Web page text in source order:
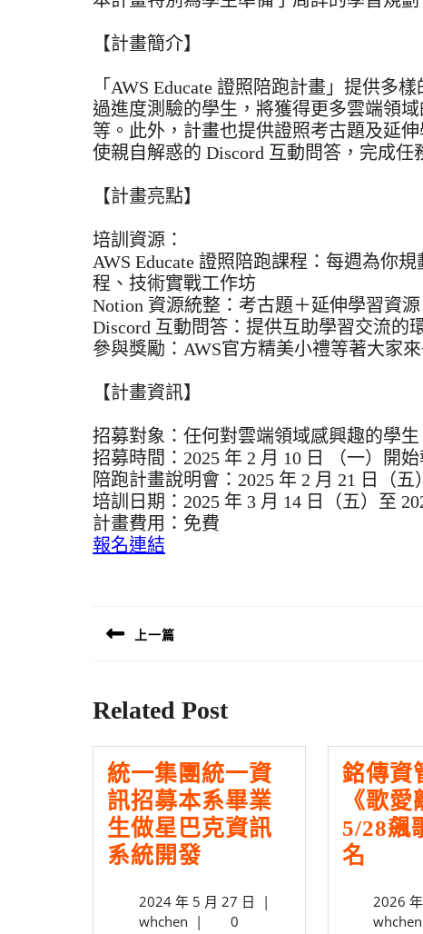
【計畫簡介】
「AWS Educate 證照陪跑計畫」提供多
過進度測驗的學生，將獲得更多雲端領
等。此外，計畫也提供證照考古題及延
使親自解惑的 Discord 互動問答，完成任
【計畫亮點】
培訓資源：
AWS Educate 證照陪跑課程：每週為你
程、技術實戰工作坊
Notion 資源統整：考古題＋延伸學習資
Discord 互動問答：提供互助學習交流的
參與獎勵：AWS官方精美小禮等著大家來
【計畫資訊】
招募對象：任何對雲端領域感興趣的學生
招募時間：2025 年 2 月 10 日 （一）開始
陪跑計畫說明會：2025 年 2 月 21 日（五）
培訓日期：2025 年 3 月 14 日（五）至
計畫費用：免費
報名連結
導
上一篇
Related Post
統一集團統一資
訊招募本系畢業
生做星巴克資訊
系統開發統
集
2024 年 5 月 27 日 2024
|
whchenwhchen
|
0
銘傳資
《歌愛
5/28飆
名
資
2026
whchen